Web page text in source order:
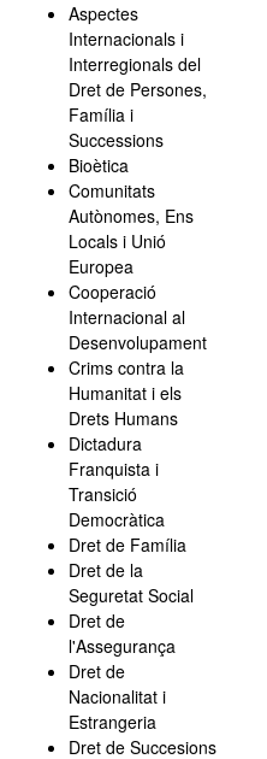
Aspectes
Internacionals i
Interregionals del
Dret de Persones,
Família i
Successions
Bioètica
Comunitats
Autònomes, Ens
Locals i Unió
Europea
Cooperació
Internacional al
Desenvolupament
Crims contra la
Humanitat i els
Drets Humans
Dictadura
Franquista i
Transició
Democràtica
Dret de Família
Dret de la
Seguretat Social
Dret de
l'Assegurança
Dret de
Nacionalitat i
Estrangeria
Dret de Succesions